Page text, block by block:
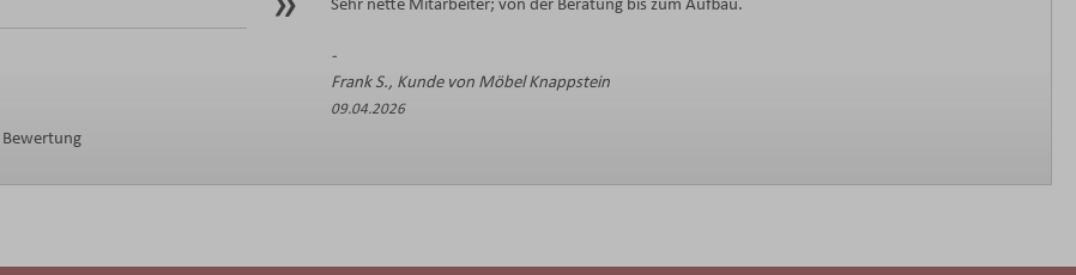
Sehr nette Mitarbeiter; von der Beratung bis zum Aufbau.
Frank S., Kunde von Möbel Knappstein
09.04.2026